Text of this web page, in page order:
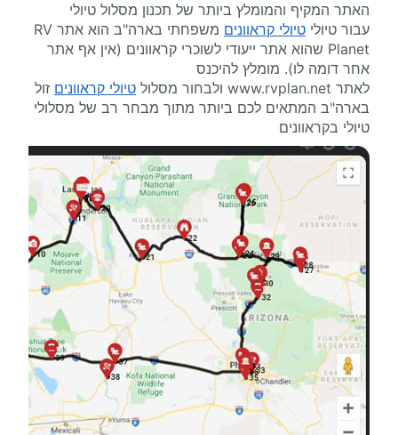
האתר המקיף והמומלץ ביותר של תכנון מסלול טיולי
עבור טיולי טיולי קראוונים משפחתי בארה"ב הוא אתר RV
Planet שהוא אתר ייעודי לשוכרי קראוונים (אין אף אתר
אחר דומה לו). מומלץ להיכנס
לאתר www.rvplan.net ולבחור מסלול טיולי קראוונים זול
בארה"ב המתאים לכם ביותר מתוך מבחר רב של מסלולי
טיולי בקראוונים